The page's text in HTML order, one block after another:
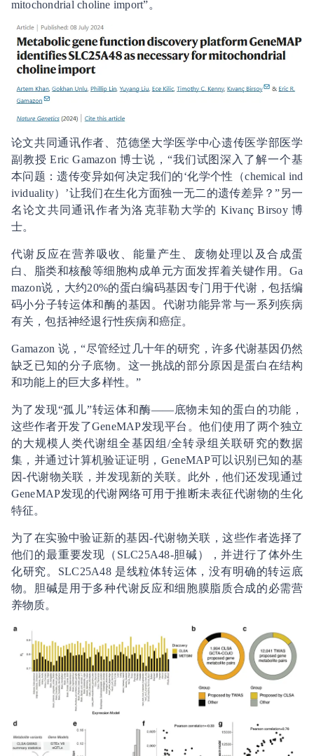
mitochondrial choline import”。
论文共同通讯作者、范德堡大学医学中心遗传医学部医学
副教授 Eric Gamazon 博士说，“我们试图深入了解一个基
本问题：遗传变异如何决定我们的‘化学个性（chemical ind
ividuality）’让我们在生化方面独一无二的遗传差异？”另一
名论文共同通讯作者为洛克菲勒大学的 Kivanç Birsoy 博
士。
代谢反应在营养吸收、能量产生、废物处理以及合成蛋
白、脂类和核酸等细胞构成单元方面发挥着关键作用。Ga
mazon说，大约20%的蛋白编码基因专门用于代谢，包括编
码小分子转运体和酶的基因。代谢功能异常与一系列疾病
有关，包括神经退行性疾病和癌症。
Gamazon 说，“尽管经过几十年的研究，许多代谢基因仍然
缺乏已知的分子底物。这一挑战的部分原因是蛋白在结构
和功能上的巨大多样性。”
为了发现“孤儿”转运体和酶——底物未知的蛋白的功能，
这些作者开发了GeneMAP发现平台。他们使用了两个独立
的大规模人类代谢组全基因组/全转录组关联研究的数据
集，并通过计算机验证证明，GeneMAP可以识别已知的基
因-代谢物关联，并发现新的关联。此外，他们还发现通过
GeneMAP发现的代谢网络可用于推断未表征代谢物的生化
特征。
为了在实验中验证新的基因-代谢物关联，这些作者选择了
他们的最重要发现（SLC25A48-胆碱），并进行了体外生
化研究。SLC25A48 是线粒体转运体，没有明确的转运底
物。胆碱是用于多种代谢反应和细胞膜脂质合成的必需营
养物质。